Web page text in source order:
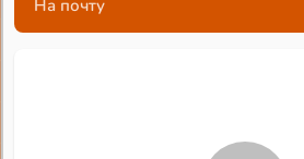
На почту